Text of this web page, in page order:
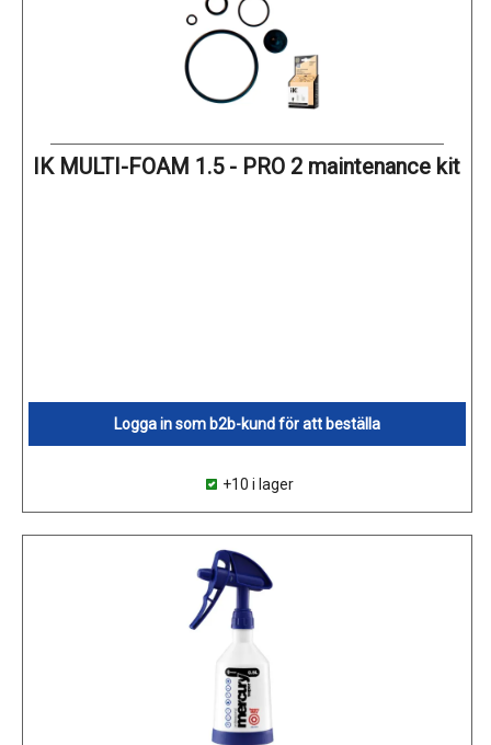
IK MULTI-FOAM 1.5 - PRO 2 maintenance kit
Logga in som b2b-kund för att beställa
+10 i lager